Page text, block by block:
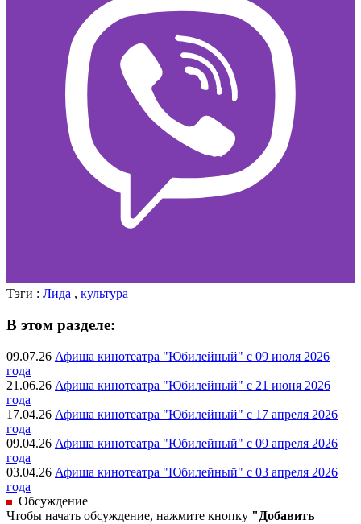
Тэги : Лида , культура
В этом разделе:
09.07.26 Афиша кинотеатра "Юбилейный" c 09 июля 2026
года
21.06.26 Афиша кинотеатра "Юбилейный" c 21 июня 2026
года
17.04.26 Афиша кинотеатра "Юбилейный" c 17 апреля 2026
года
09.04.26 Афиша кинотеатра "Юбилейный" c 09 апреля 2026
года
03.04.26 Афиша кинотеатра "Юбилейный" c 03 апреля 2026
года
Обсуждение
Чтобы начать обсуждение, нажмите кнопку "Добавить